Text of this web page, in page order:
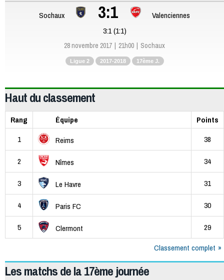
Sochaux 3:1
Valenciennes
3:1 (1:1)
28 novembre 2017 21h00 Sochaux
Ligue 2 2017-2018 17ème J.
Haut du classement
Rang Équipe
Points
1
Reims 38
2 Nîmes 34
3 Le Havre 31
4 Paris FC 30
5 Clermont
29
Classement complet
Les matchs de la 17ème journée